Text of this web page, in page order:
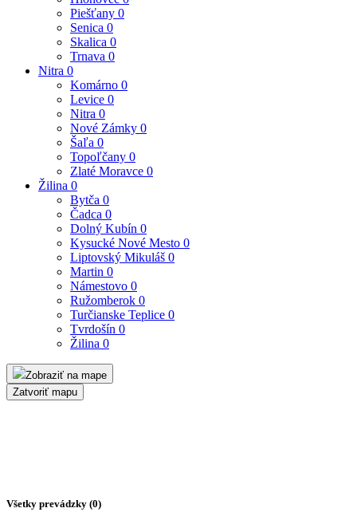
Piešťany 0
Senica 0
Skalica 0
Trnava 0
Nitra 0
Komárno 0
Levice 0
Nitra 0
Nové Zámky 0
Šaľa 0
Topoľčany 0
Zlaté Moravce 0
Žilina 0
Bytča 0
Čadca 0
Dolný Kubín 0
Kysucké Nové Mesto 0
Liptovský Mikuláš 0
Martin 0
Námestovo 0
Ružomberok 0
Turčianske Teplice 0
Tvrdošín 0
Žilina 0
Zobraziť na mape
Zatvoriť mapu
Všetky prevádzky (0)